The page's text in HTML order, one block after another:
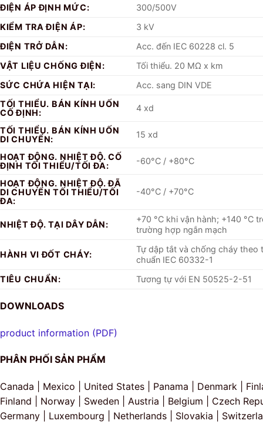
ĐIỆN ÁP ĐỊNH MỨC:
300/500V
KIỂM TRA ĐIỆN ÁP:
3 kV
ĐIỆN TRỞ DẪN:
Acc. đến IEC 60228 cl. 5
VẬT LIỆU CHỐNG ĐIỆN:
Tối thiểu. 20 MΩ x km
SỨC CHỨA HIỆN TẠI:
Acc. sang DIN VDE
TỐI THIỂU. BÁN KÍNH UỐN
CỐ ĐỊNH:
4 xd
TỐI THIỂU. BÁN KÍNH UỐN
DI CHUYỂN:
15 xd
HOẠT ĐỘNG. NHIỆT ĐỘ. CỐ
ĐỊNH TỐI THIỂU/TỐI ĐA:
-60°C / +80°C
HOẠT ĐỘNG. NHIỆT ĐỘ. ĐÃ
DI CHUYỂN TỐI THIỂU/TỐI
ĐA:
-40°C / +70°C
NHIỆT ĐỘ. TẠI DÂY DẪN:
+70 °C khi vận hành; +140 °C
trường hợp ngắn mạch
HÀNH VI ĐỐT CHÁY:
Tự dập tắt và chống cháy theo
chuẩn IEC 60332-1
TIÊU CHUẨN:
Tương tự với EN 50525-2-51
DOWNLOADS
product information (PDF)
PHÂN PHỐI SẢN PHẨM
Canada | Mexico | United States | Panama | Denmark |
Finland | Norway | Sweden | Austria | Belgium | Czech
Germany | Luxembourg | Netherlands | Slovakia |